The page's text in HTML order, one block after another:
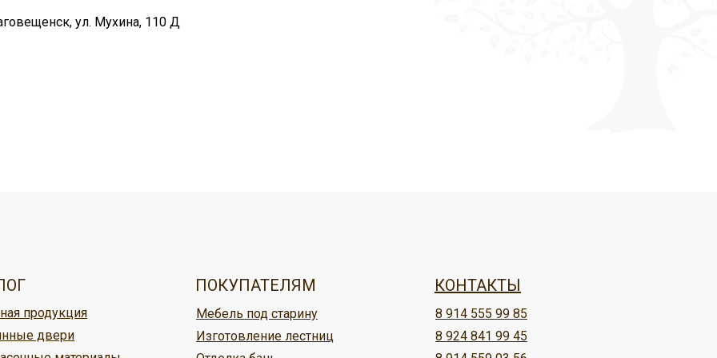
ул. Мухина, 110 Д
Кудесник
доставки,
Изготовление лестниц
Мебель под старину
ПОКУПАТЕЛЯМ
двери
продукция
8 914 555 99 85
8 924 841 99 45
КОНТАКТЫ